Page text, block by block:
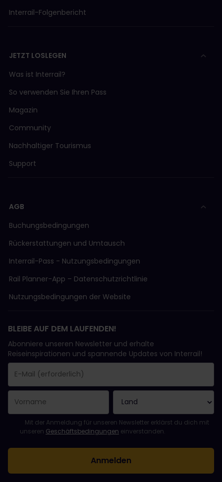
Interrail-Folgenbericht
JETZT LOSLEGEN
Was ist Interrail?
So verwenden Sie Ihren Pass
Magazin
Community
Nachhaltiger Tourismus
Support
AGB
Buchungsbedingungen
Rückerstattungen und Umtausch
Interrail-Pass - Nutzungsbedingungen
Rail Planner-App – Datenschutzrichtlinie
Nutzungsbedingungen der Website
BLEIBE AUF DEM LAUFENDEN!
Abonniere unseren Newsletter und erhalte
Reiseinspirationen und spannende Updates von Interrail!
Das Feld „E-Mail-Adresse“ ist ein Pflichtfeld!
Diese E-Mail-Adresse ist ungültig!
Beim Abonnieren des Newsletters ist ein Fehler aufgetreten.
Du hast diesen Newsletter bereits abonniert!
Bitte stimme den Allgemeinen Geschäftsbedingungen zu, um
Mit der Anmeldung für unseren Newsletter erklärst du dich mit
unseren Geschäftsbedingungen einverstanden.